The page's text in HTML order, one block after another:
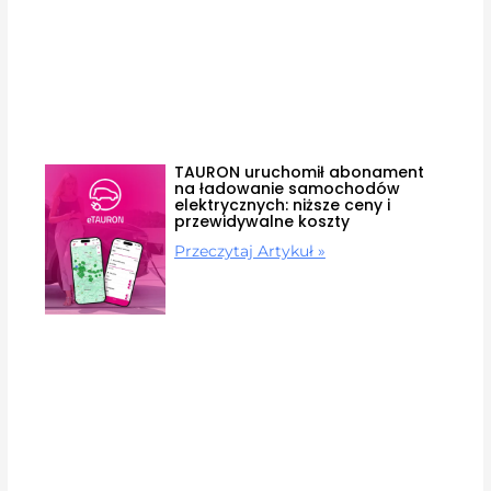
TAURON uruchomił abonament
na ładowanie samochodów
elektrycznych: niższe ceny i
przewidywalne koszty
Przeczytaj Artykuł »